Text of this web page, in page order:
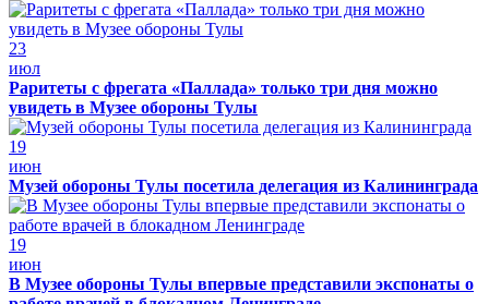
23
июл
Раритеты с фрегата «Паллада» только три дня можно
увидеть в Музее обороны Тулы
19
июн
Музей обороны Тулы посетила делегация из Калининграда
19
июн
В Музее обороны Тулы впервые представили экспонаты о